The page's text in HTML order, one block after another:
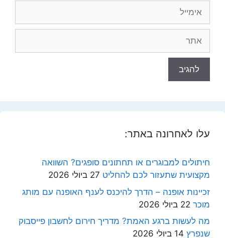
עלו לאחרונה באתר:
חיתולים למבוגרים או תחתונים סופגים? השוואה
מקצועית שתעזור לכם להחליט 27 ביולי 2026
זכיינות אופנה – הדרך להיכנס לענף האופנה עם מותג
מוכר 22 ביולי 2026
מה לעשות ברגע האמת? מדריך חירום לחשבון פייסבוק
שנפרץ 14 ביולי 2026